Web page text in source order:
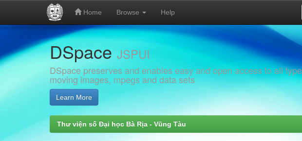
navigation
Home Browse Help
DSpaceJSPUI
DSpace preserves and enables easy and open access to all
moving images, mpegs and data sets
Learn More
Thư viện số Đại học Bà Rịa - Vũng Tàu